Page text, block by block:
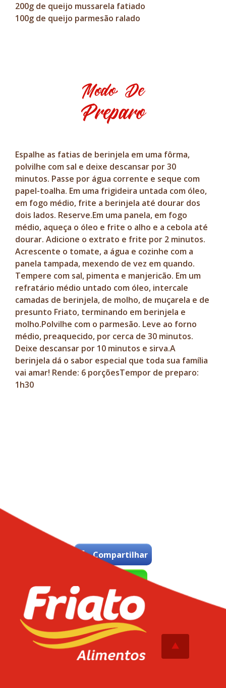
200g de queijo mussarela fatiado
100g de queijo parmesão ralado
Modo De
Preparo
Espalhe as fatias de berinjela em uma fôrma,
polvilhe com sal e deixe descansar por 30
minutos. Passe por água corrente e seque com
papel-toalha. Em uma frigideira untada com óleo,
em fogo médio, frite a berinjela até dourar dos
dois lados. Reserve.Em uma panela, em fogo
médio, aqueça o óleo e frite o alho e a cebola até
dourar. Adicione o extrato e frite por 2 minutos.
Acrescente o tomate, a água e cozinhe com a
panela tampada, mexendo de vez em quando.
Tempere com sal, pimenta e manjericão. Em um
refratário médio untado com óleo, intercale
camadas de berinjela, de molho, de muçarela e de
presunto Friato, terminando em berinjela e
molho.Polvilhe com o parmesão. Leve ao forno
médio, preaquecido, por cerca de 30 minutos.
Deixe descansar por 10 minutos e sirva.A
berinjela dá o sabor especial que toda sua família
vai amar! Rende: 6 porçõesTempor de preparo:
1h30
Compartilhar
WhatsApp
Tweetar